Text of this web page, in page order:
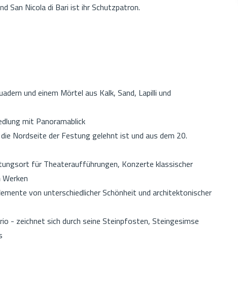
San Nicola di Bari ist ihr Schutzpatron.
und einem Mörtel aus Kalk, Sand, Lapilli und
mit Panoramablick
Nordseite der Festung gelehnt ist und aus dem 20.
für Theateraufführungen, Konzerte klassischer
von unterschiedlicher Schönheit und architektonischer
- zeichnet sich durch seine Steinpfosten, Steingesimse